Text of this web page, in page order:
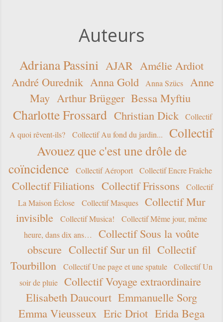
Auteurs
Adriana Passini AJAR Amélie Ardiot
André Ourednik Anna Gold Anna Szücs
Anne
May Arthur Brügger Bessa Myftiu
Charlotte Frossard Christian Dick
Collectif
A quoi rêvent-ils?
Collectif Au fond du jardin...
Collectif
Avouez que c'est une drôle de
coïncidence
Collectif Aéroport Collectif Encre Fraîche
Collectif Filiations Collectif Frissons
Collectif
La Maison Éclose
Collectif Masques
Collectif Mur
invisible
Collectif Musica!
Collectif Même jour, même
heure, dans dix ans…
Collectif Sous la voûte
obscure Collectif Sur un fil Collectif
Tourbillon
Collectif Une page et une spatule
Collectif Un
soir de pluie
Collectif Voyage extraordinaire
Elisabeth Daucourt Emmanuelle Sorg
Emma Vieusseux Eric Driot Erida Bega